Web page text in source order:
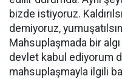
bizde istiyoruz.
demiyoruz,
Mahsuplaşmada bir
devlet kabul ediyorum
mahsuplaşmayla ilgili